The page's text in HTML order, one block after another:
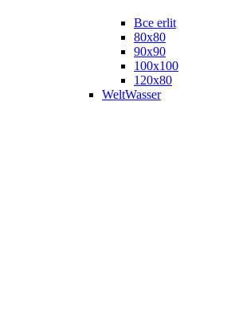
Все erlit
80x80
90x90
100x100
120x80
WeltWasser